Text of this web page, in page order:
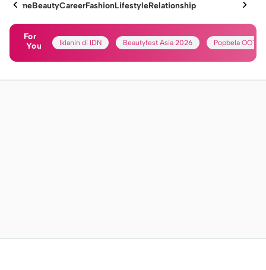
HomeBeautyCareerFashionLifestyleRelationship
For
You
Iklanin di IDN Beautyfest Asia 2026 Popbela OOTD